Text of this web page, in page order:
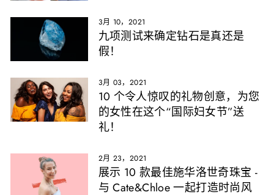
3月 10，2021
九项测试来确定钻石是真还是
假！
3月 03，2021
10 个令人惊叹的礼物创意，为您
的女性在这个“国际妇女节”送
礼！
2月 23，2021
展示 10 款最佳施华洛世奇珠宝 -
与 Cate&Chloe 一起打造时尚风